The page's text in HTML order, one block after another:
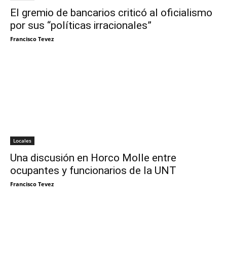
El gremio de bancarios criticó al oficialismo
por sus “políticas irracionales”
Francisco Tevez
Locales
Una discusión en Horco Molle entre
ocupantes y funcionarios de la UNT
Francisco Tevez